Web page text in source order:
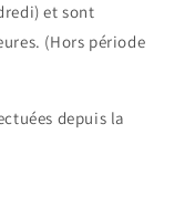
et sont
(Hors période
depuis la